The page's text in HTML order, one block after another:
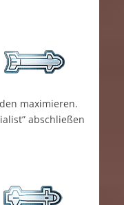
maximieren.
abschließen